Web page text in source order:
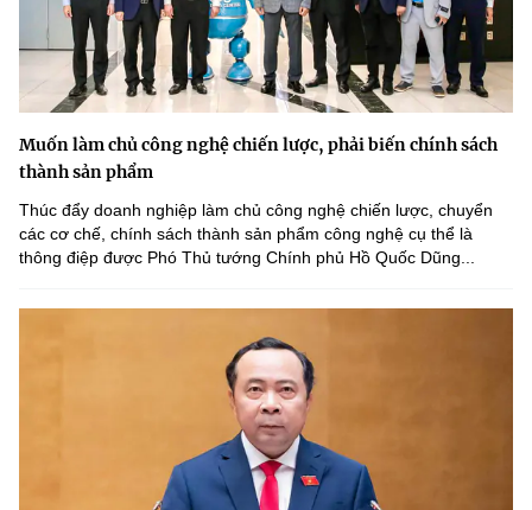
Muốn làm chủ công nghệ chiến lược, phải biến chính sách
thành sản phẩm
Thúc đẩy doanh nghiệp làm chủ công nghệ chiến lược, chuyển
các cơ chế, chính sách thành sản phẩm công nghệ cụ thể là
thông điệp được Phó Thủ tướng Chính phủ Hồ Quốc Dũng...